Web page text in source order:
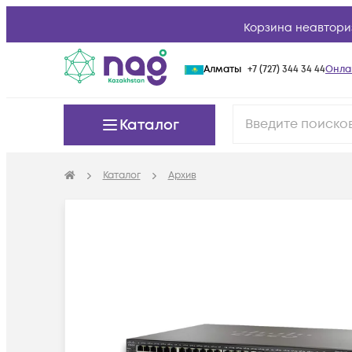
Корзина
Алматы +7 (727) 344 34 44
Каталог
Каталог Архив